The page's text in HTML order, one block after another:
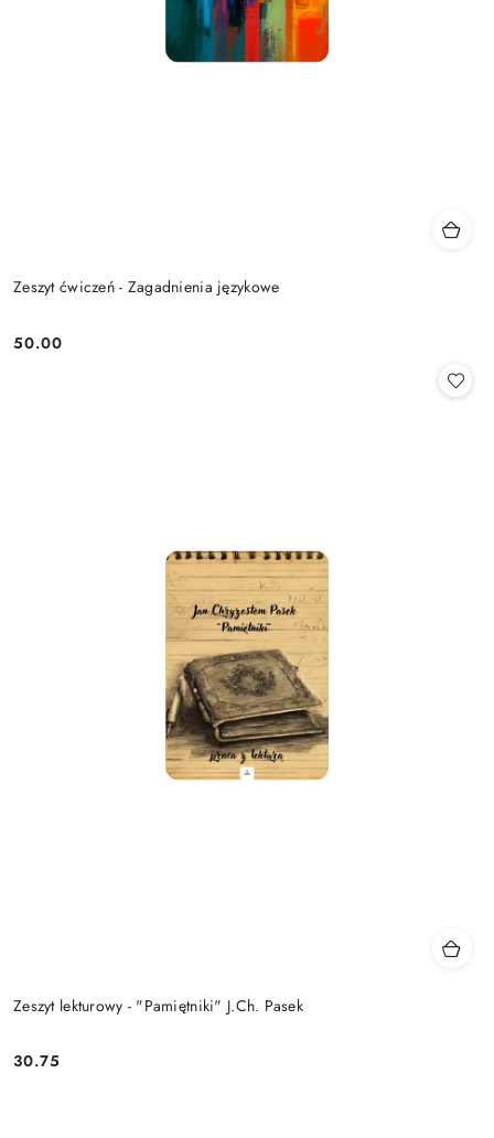
Zeszyt ćwiczeń - Zagadnienia językowe
Cena:
50.00
Zeszyt lekturowy - "Pamiętniki" J.Ch. Pasek
Cena:
30.75